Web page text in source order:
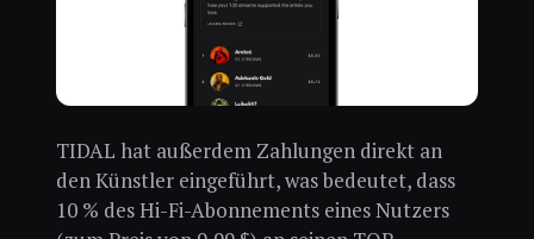
TIDAL hat außerdem Zahlungen direkt an
den Künstler eingeführt, was bedeutet, dass
10 % des Hi-Fi-Abonnements eines Nutzers